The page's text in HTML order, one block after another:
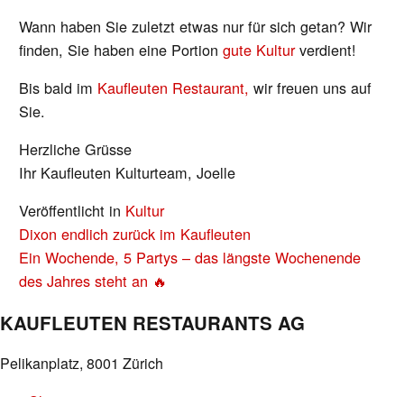
Wann haben Sie zuletzt etwas nur für sich getan? Wir
finden, Sie haben eine Portiongute Kulturverdient!
Bis bald im Kaufleuten Restaurant, wir freuen uns auf
Sie.
Herzliche Grüsse
Ihr Kaufleuten Kulturteam, Joelle
Veröffentlicht in Kultur
BEITRAGS-
NAVIGATION
Dixon endlich zurück im Kaufleuten
Ein Wochende, 5 Partys – das längste Wochenende
des Jahres steht an 🔥
KAUFLEUTEN RESTAURANTS AG
Pelikanplatz, 8001 Zürich